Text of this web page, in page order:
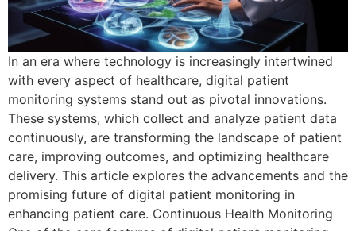
In an era where technology is increasingly intertwined
with every aspect of healthcare, digital patient
monitoring systems stand out as pivotal innovations.
These systems, which collect and analyze patient data
continuously, are transforming the landscape of patient
care, improving outcomes, and optimizing healthcare
delivery. This article explores the advancements and the
promising future of digital patient monitoring in
enhancing patient care. Continuous Health Monitoring